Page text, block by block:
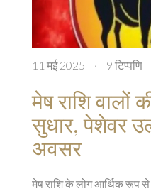
11 मई 2025 · 9 टिप्पणि
मेष राशि वालों
सुधार, पेशेवर
अवसर
मेष राशि के लोग आर्थिक रूप